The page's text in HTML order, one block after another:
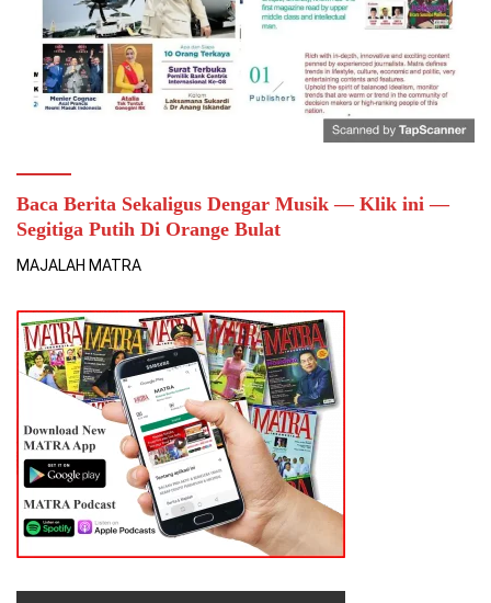
Baca Berita Sekaligus Dengar Musik — Klik ini —
Segitiga Putih Di Orange Bulat
MAJALAH MATRA